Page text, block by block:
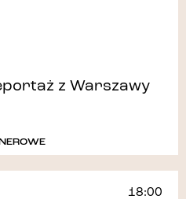
z Warszawy
18:00